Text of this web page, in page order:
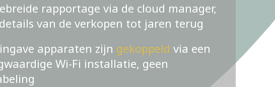
rapportage via de cloud manager,
van de verkopen tot jaren terug
apparaten zijn gekoppeld via een
Wi-Fi installatie, geen